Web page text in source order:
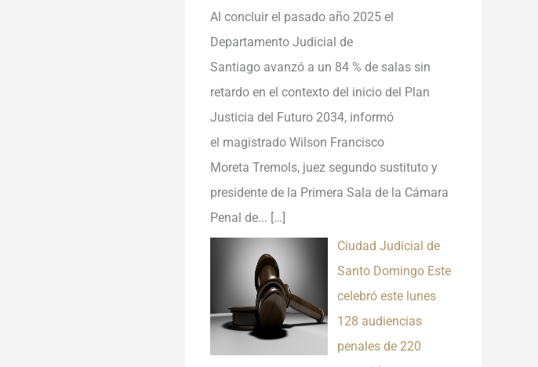
Al concluir el pasado año 2025 el
Departamento Judicial de
Santiago avanzó a un 84 % de salas sin
retardo en el contexto del inicio del Plan
Justicia del Futuro 2034, informó
el magistrado Wilson Francisco
Moreta Tremols, juez segundo sustituto y
presidente de la Primera Sala de la Cámara
Penal de... […]
Ciudad Judicial de
Santo Domingo Este
celebró este lunes
128 audiencias
penales de 220